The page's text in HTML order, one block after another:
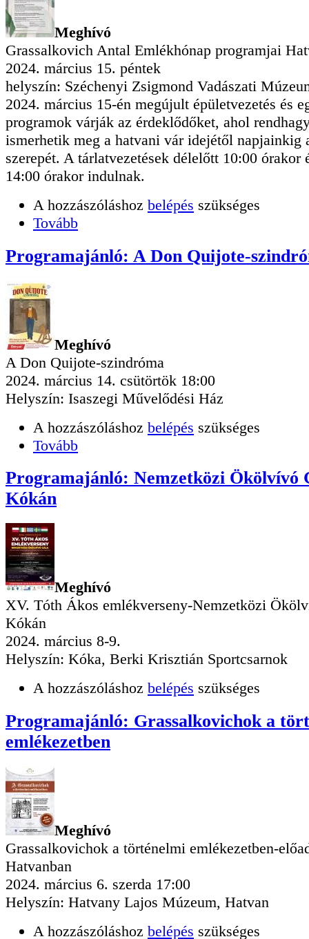
Meghívó
Grassalkovich Antal Emlékhónap programjai
2024. március 15. péntek
helyszín: Széchenyi Zsigmond Vadászati
2024. március 15-én megújult épületvezetés és
programok várják az érdeklődőket, ahol
ismerhetik meg a hatvani vár idejétől napjainkig
szerepét. A tárlatvezetések délelőtt 10:00 órakor
14:00 órakor indulnak.
A hozzászóláshoz belépés szükséges
Tovább
Programajánló: A Don Quijote-
Meghívó
A Don Quijote-szindróma
2024. március 14. csütörtök 18:00
Helyszín: Isaszegi Művelődési Ház
A hozzászóláshoz belépés szükséges
Tovább
Programajánló: Nemzetközi Ökölvívó
Kókán
Meghívó
XV. Tóth Ákos emlékverseny-Nemzetközi
Kókán
2024. március 8-9.
Helyszín: Kóka, Berki Krisztián Sportcsarnok
A hozzászóláshoz belépés szükséges
Programajánló: Grassalkovichok a
emlékezetben
Meghívó
Grassalkovichok a történelmi emlékezetben-
Hatvanban
2024. március 6. szerda 17:00
Helyszín: Hatvany Lajos Múzeum, Hatvan
A hozzászóláshoz belépés szükséges